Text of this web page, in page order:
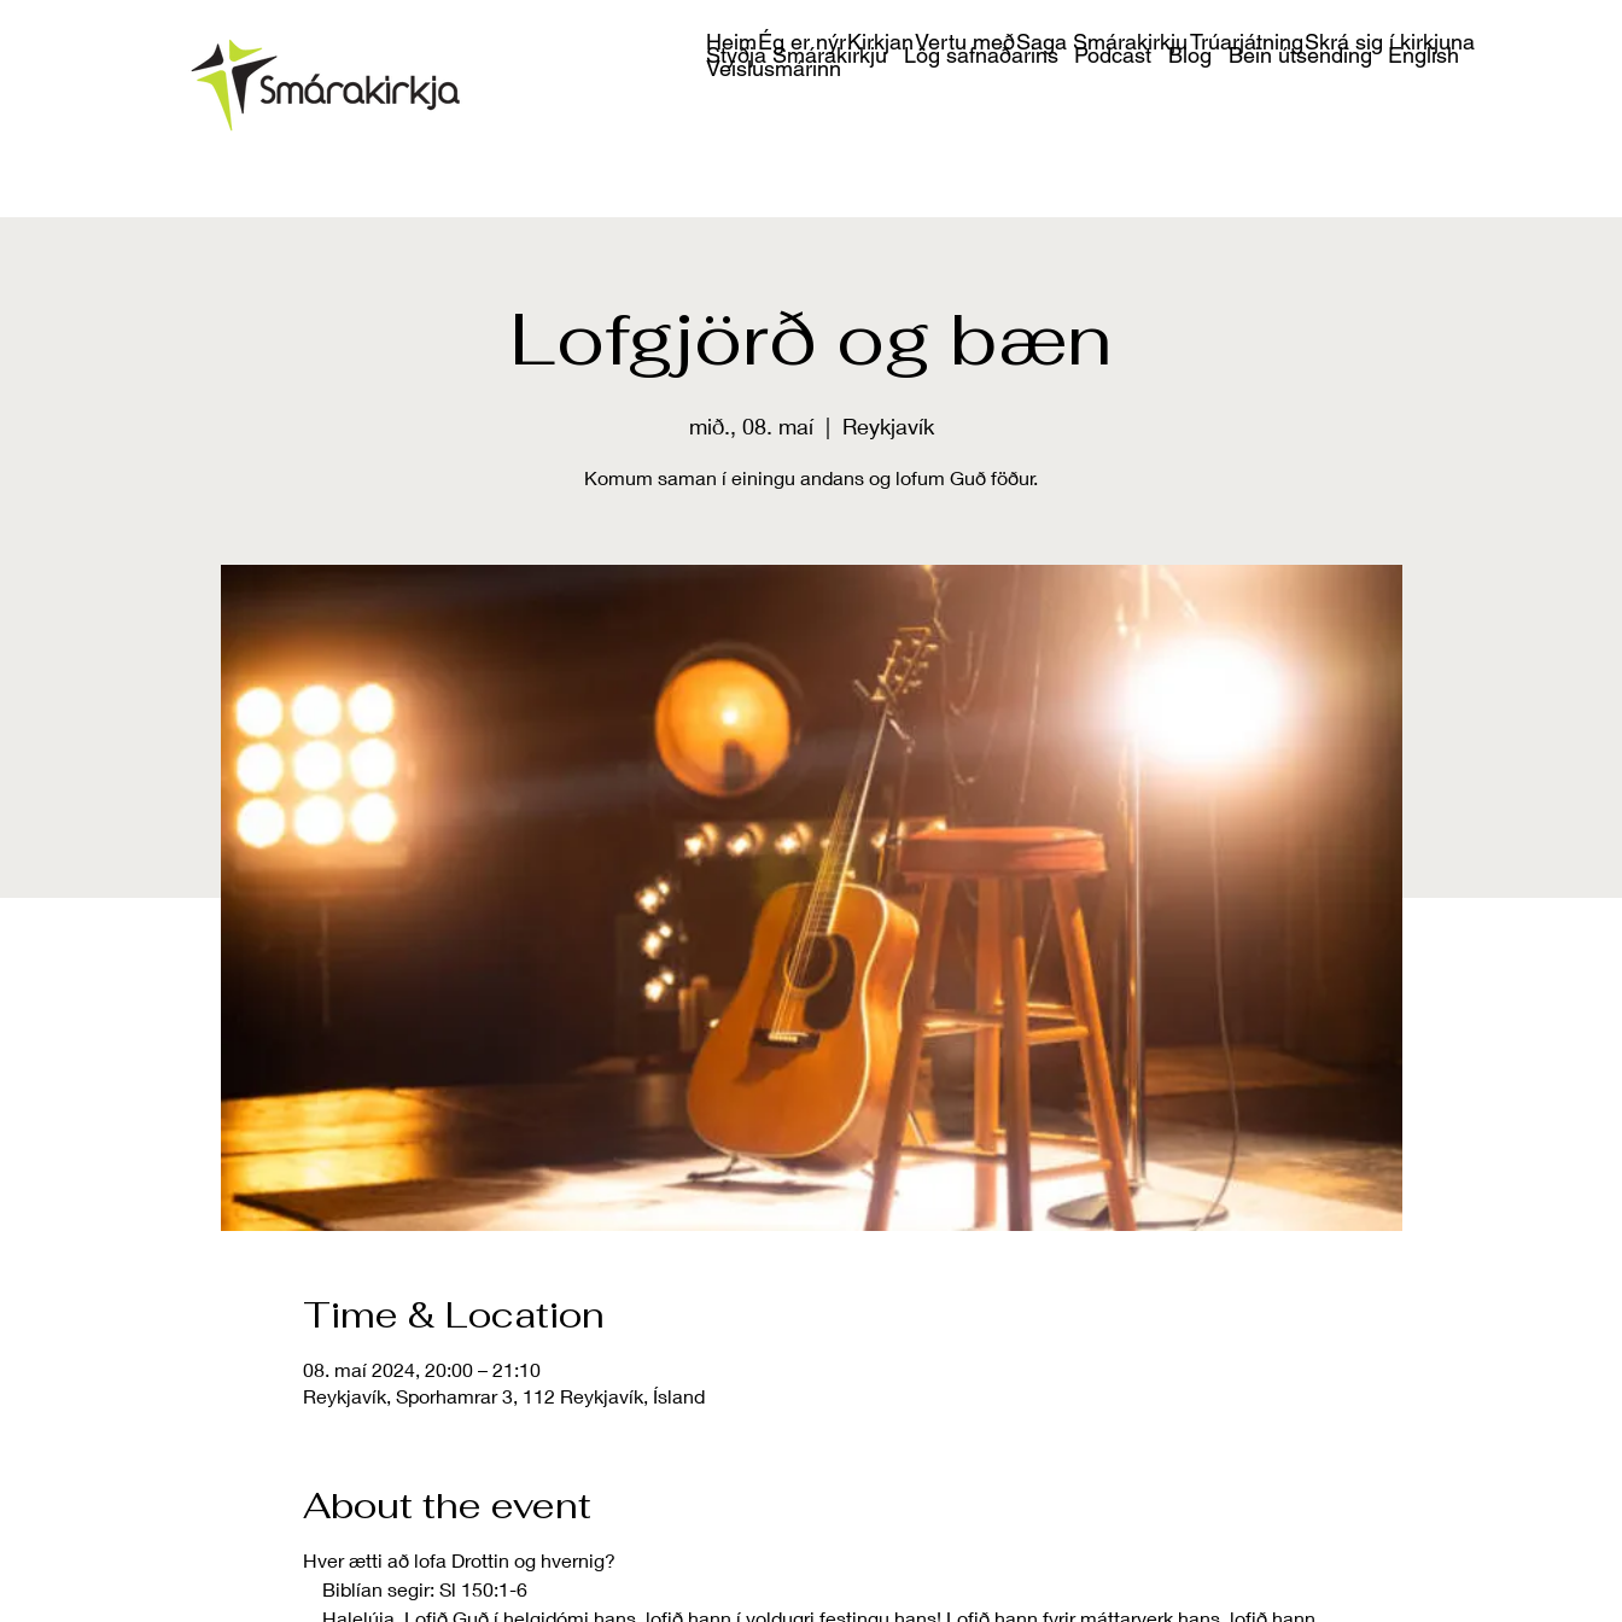
HeimÉg er nýrKirkjanVertu meðSaga SmárakirkjuTrúarjátningSkrá sig í kirkjuna
Styðja Smárakirkju Lög safnaðarins Podcast Blog Bein útsending English
Veislusmárinn
Lofgjörð og bæn
mið., 08. maí
  |
Reykjavík
Komum saman í einingu andans og lofum Guð föður.
Time & Location
08. maí 2024, 20:00 – 21:10
Reykjavík, Sporhamrar 3, 112 Reykjavík, Ísland
About the event
Hver ætti að lofa Drottin og hvernig?
Biblían segir: Sl 150:1-6